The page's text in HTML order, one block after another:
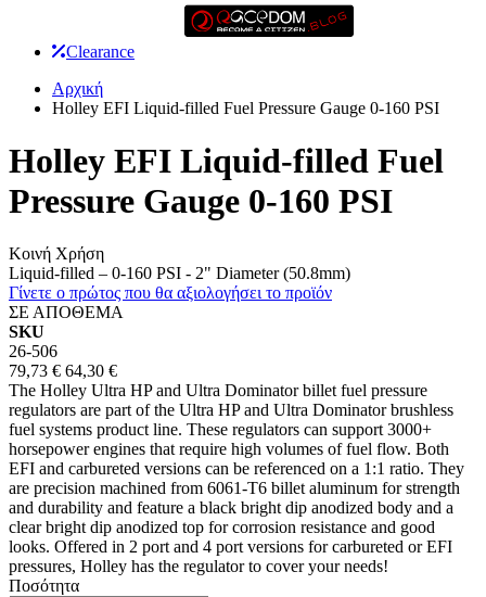
Clearance
Αρχική
Holley EFI Liquid-filled Fuel Pressure Gauge 0-160 PSI
Holley EFI Liquid-filled Fuel
Pressure Gauge 0-160 PSI
Κοινή Χρήση
Liquid-filled – 0-160 PSI - 2" Diameter (50.8mm)
Γίνετε ο πρώτος που θα αξιολογήσει το προϊόν
ΣΕ ΑΠΟΘΕΜΑ
SKU
26-506
79,73 € 64,30 €
The Holley Ultra HP and Ultra Dominator billet fuel pressure
regulators are part of the Ultra HP and Ultra Dominator brushless
fuel systems product line. These regulators can support 3000+
horsepower engines that require high volumes of fuel flow. Both
EFI and carbureted versions can be referenced on a 1:1 ratio. They
are precision machined from 6061-T6 billet aluminum for strength
and durability and feature a black bright dip anodized body and a
clear bright dip anodized top for corrosion resistance and good
looks. Offered in 2 port and 4 port versions for carbureted or EFI
pressures, Holley has the regulator to cover your needs!
Ποσότητα